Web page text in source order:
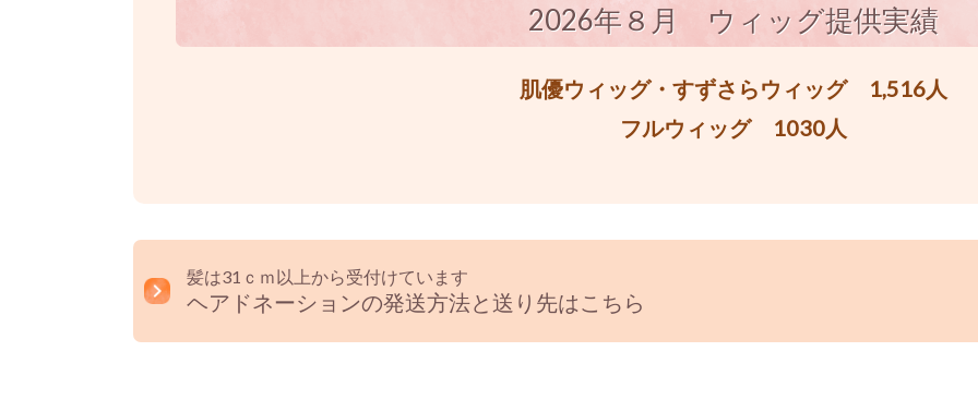
2026年８月 ウィッグ提供実績
肌優ウィッグ・すずさらウィッグ 1,516人
フルウィッグ 1030人
髪は31ｃｍ以上から受付けています
ヘアドネーションの発送方法と送り先はこちら